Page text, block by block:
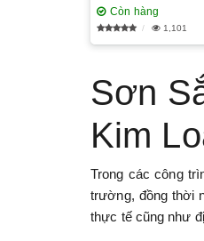
Còn hàng
1,101
Sơn
Kim
Trong các công
trường, đồng thời
thực tế cũng như